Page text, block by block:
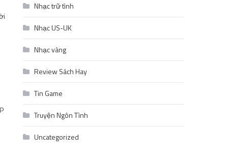
Nhạc trữ tình
Nhạc US-UK
Nhạc vàng
Review Sách Hay
Tin Game
Truyện Ngôn Tình
Uncategorized